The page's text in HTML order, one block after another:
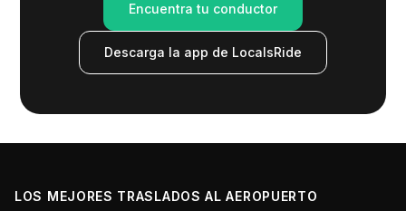
Encuentra tu conductor
Descarga la app de LocalsRide
LOS MEJORES TRASLADOS AL AEROPUERTO